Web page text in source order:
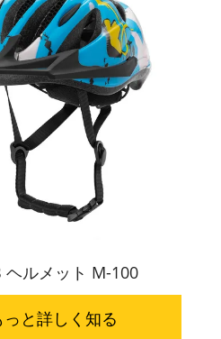
ヘルメット M-100
っと詳しく知る